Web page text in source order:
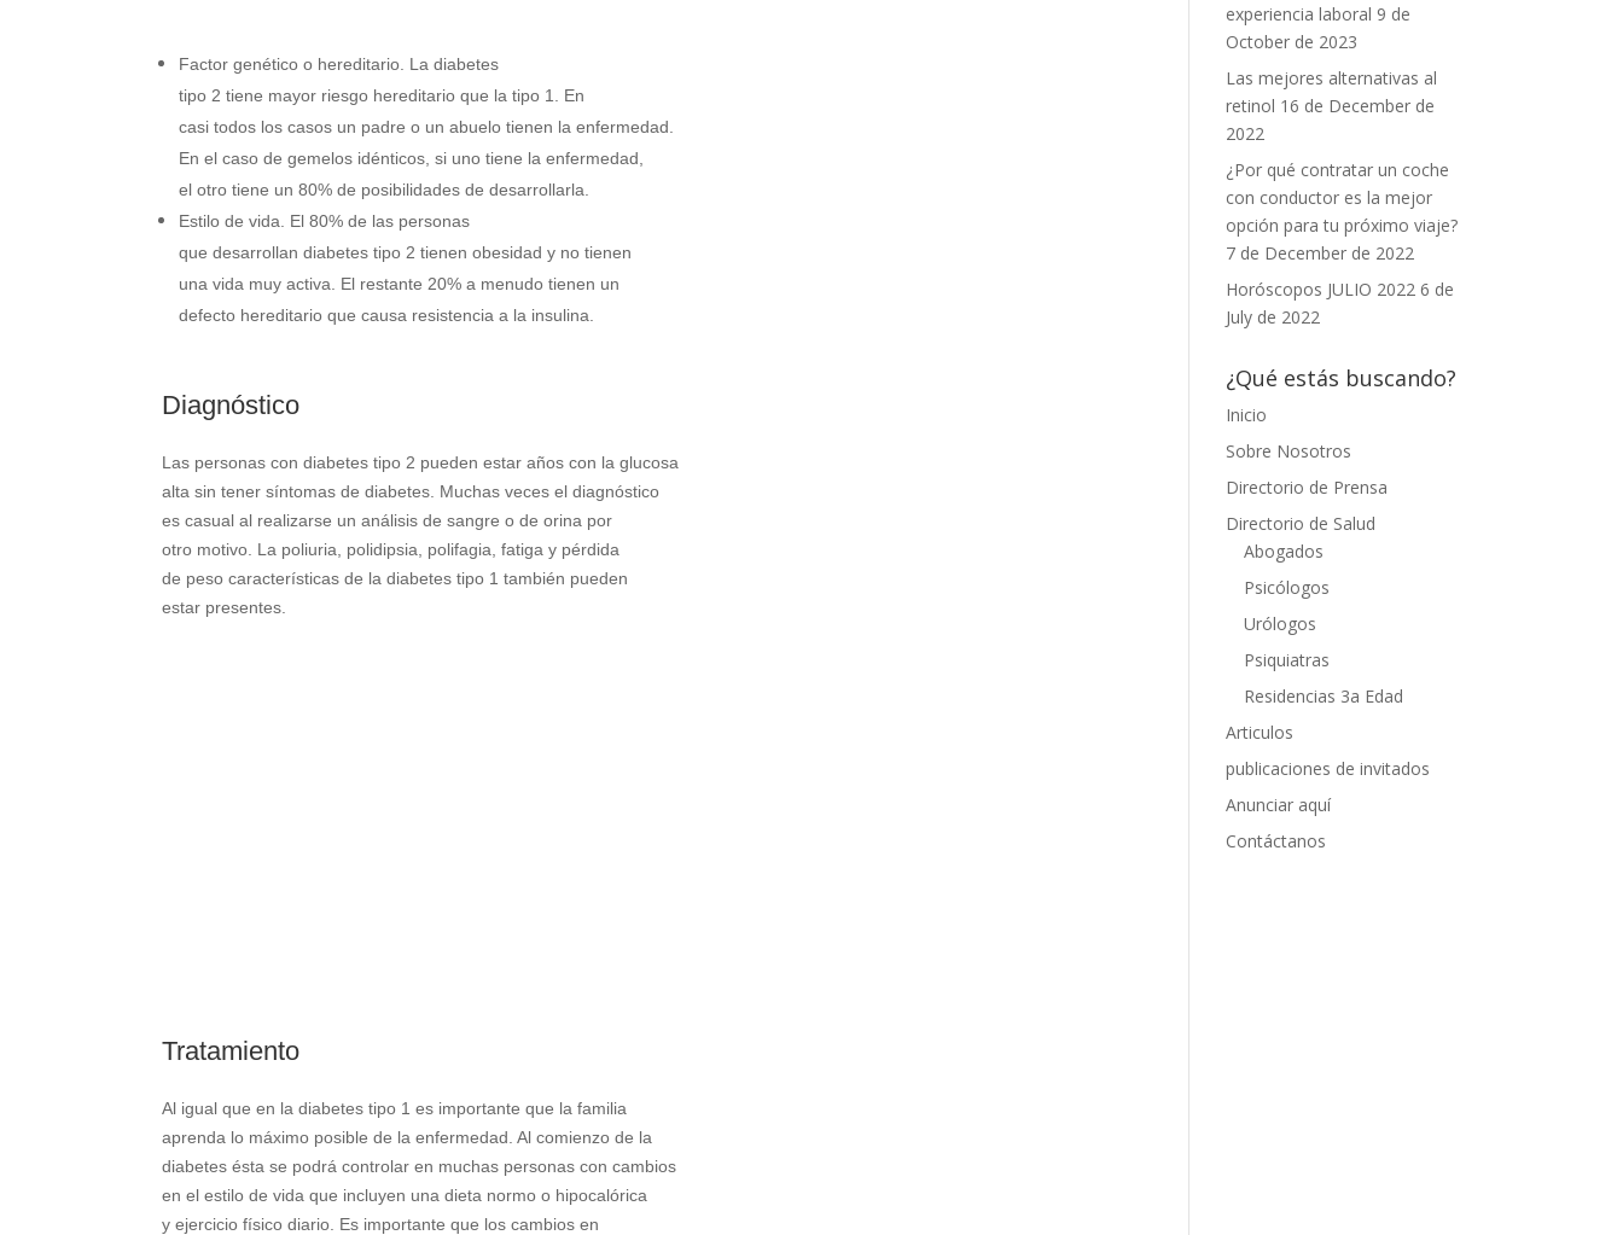
Factor genético o hereditario. La diabetes
tipo 2 tiene mayor riesgo hereditario que la tipo 1. En
casi todos los casos un padre o un abuelo tienen la enfermedad.
En el caso de gemelos idénticos, si uno tiene la enfermedad,
el otro tiene un 80% de posibilidades de desarrollarla.
Estilo de vida. El 80% de las personas
que desarrollan diabetes tipo 2 tienen obesidad y no tienen
una vida muy activa. El restante 20% a menudo tienen un
defecto hereditario que causa resistencia a la insulina.
Diagnóstico
Las personas con diabetes tipo 2 pueden estar años con la glucosa
alta sin tener síntomas de diabetes. Muchas veces el diagnóstico
es casual al realizarse un análisis de sangre o de orina por
otro motivo. La poliuria, polidipsia, polifagia, fatiga y pérdida
de peso características de la diabetes tipo 1 también pueden
estar presentes.
Tratamiento
Al igual que en la diabetes tipo 1 es importante que la familia
aprenda lo máximo posible de la enfermedad. Al comienzo de la
diabetes ésta se podrá controlar en muchas personas con cambios
en el estilo de vida que incluyen una dieta normo o hipocalórica
y ejercicio físico diario. Es importante que los cambios en
experiencia laboral 9 de
October de 2023
Las mejores alternativas al
retinol 16 de December de
2022
¿Por qué contratar un coche
con conductor es la mejor
opción para tu próximo viaje?
7 de December de 2022
Horóscopos JULIO 2022 6 de
July de 2022
¿Qué estás buscando?
Inicio
Sobre Nosotros
Directorio de Prensa
Directorio de Salud
Abogados
Psicólogos
Urólogos
Psiquiatras
Residencias 3a Edad
Articulos
publicaciones de invitados
Anunciar aquí
Contáctanos